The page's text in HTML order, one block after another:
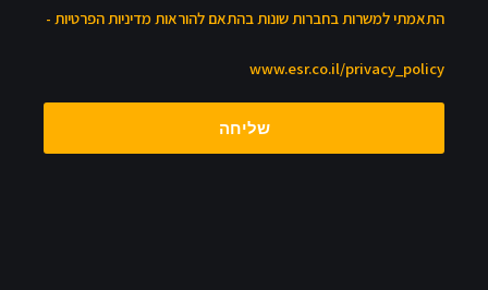
התאמתי למשרות בחברות שונות בהתאם להוראות מדיניות הפרטיות -
www.esr.co.il/privacy_policy
שליחה